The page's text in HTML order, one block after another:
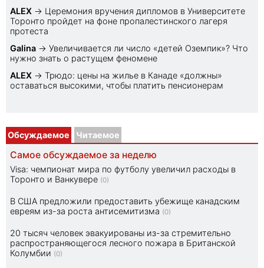
ALEX → Церемония вручения дипломов в Университете
Торонто пройдет на фоне пропалестинского лагеря
протеста
Galina → Увеличивается ли число «детей Оземпик»? Что
нужно знать о растущем феномене
ALEX → Трюдо: цены на жилье в Канаде «должны»
оставаться высокими, чтобы платить пенсионерам
Обсуждаемое Читаемое
Самое обсуждаемое за неделю
Visa: чемпионат мира по футболу увеличил расходы в
Торонто и Ванкувере (0)
В США предложили предоставить убежище канадским
евреям из-за роста антисемитизма (0)
20 тысяч человек эвакуированы из-за стремительно
распространяющегося лесного пожара в Британской
Колумбии (0)